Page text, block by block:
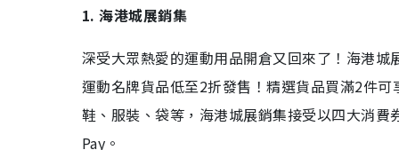
1. 海港城展銷集
深受大眾熱愛的運動用品開倉又回來了！海港城
運動名牌貨品低至2折發售！精選貨品買滿2件
鞋、服裝、袋等，海港城展銷集接受以四大消
Pay。